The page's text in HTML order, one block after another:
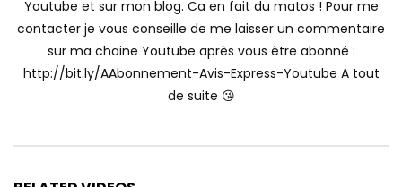
Youtube et sur mon blog. Ca en fait du matos ! Pour me
contacter je vous conseille de me laisser un commentaire
sur ma chaine Youtube après vous être abonné :
http://bit.ly/AAbonnement-Avis-Express-Youtube A tout
de suite 😘